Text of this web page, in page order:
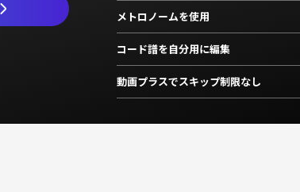
メトロノームを使用
コード譜を自分用に編集
動画プラスでスキップ制限なし